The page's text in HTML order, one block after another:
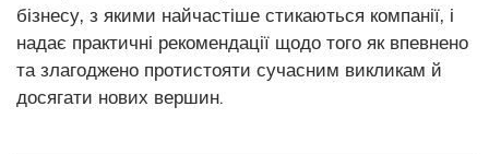
бізнесу, з якими найчастіше стикаються компанії, і
надає практичні рекомендації щодо того як впевнено
та злагоджено протистояти сучасним викликам й
досягати нових вершин.